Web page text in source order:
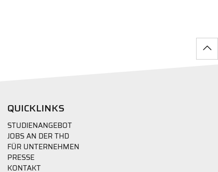
QUICKLINKS
STUDIENANGEBOT
JOBS AN DER THD
FÜR UNTERNEHMEN
PRESSE
KONTAKT